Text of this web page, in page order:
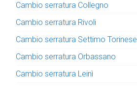
Cambio serratura Collegno
Cambio serratura Rivoli
Cambio serratura Settimo Torinese
Cambio serratura Orbassano
Cambio serratura Leinì